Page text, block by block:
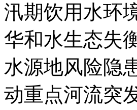
汛期饮用水环
华和水生态失
水源地风险隐
动重点河流突